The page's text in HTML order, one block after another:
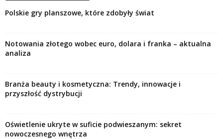
Polskie gry planszowe, które zdobyły świat
Notowania złotego wobec euro, dolara i franka – aktualna
analiza
Branża beauty i kosmetyczna: Trendy, innowacje i
przyszłość dystrybucji
Oświetlenie ukryte w suficie podwieszanym: sekret
nowoczesnego wnętrza